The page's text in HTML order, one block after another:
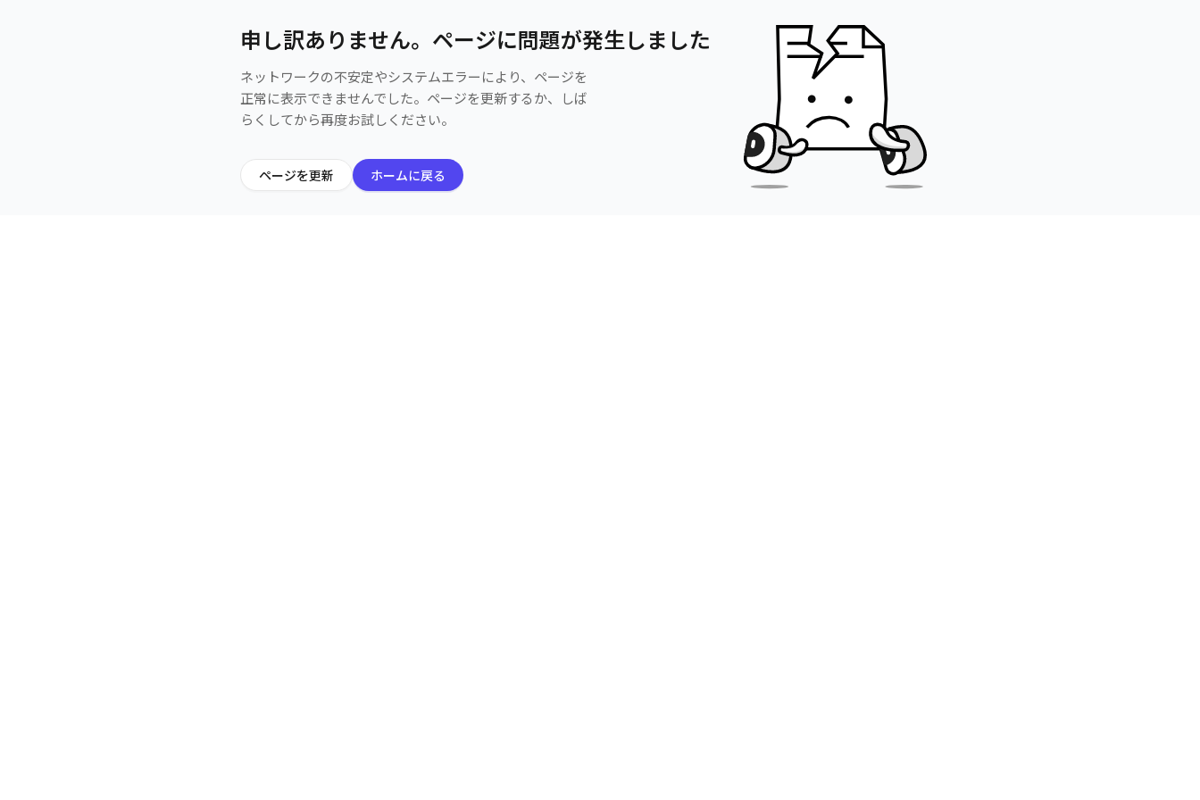
申し訳ありません。ページに問題が発生しました
ネットワークの不安定やシステムエラーにより、ページを
正常に表示できませんでした。ページを更新するか、しば
らくしてから再度お試しください。
ページを更新 ホームに戻る